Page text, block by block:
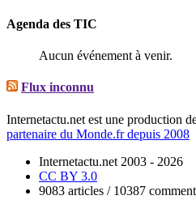
Agenda des TIC
Aucun événement à venir.
Flux inconnu
Internetactu.net est une production
partenaire du Monde.fr depuis 2008
Internetactu.net 2003 - 2026
CC BY 3.0
9083 articles / 10387